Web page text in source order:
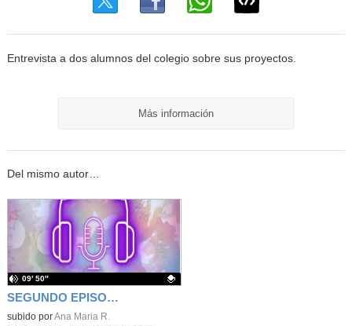
Entrevista a dos alumnos del colegio sobre sus proyectos.
Más información
Del mismo autor…
SEGUNDO EPISODIO ESPECIAL DE LA TERCERA TEMPORADA PODCAST FAMILIA CHURCHILL
Contenido educativo.
subido porAna Maria R.
09′ 50″